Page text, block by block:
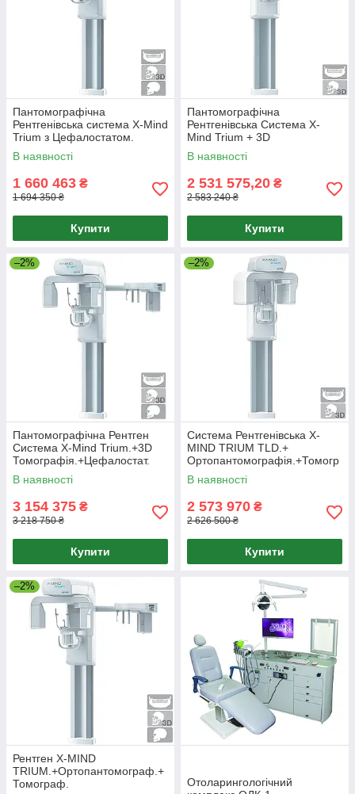
Пантомографічна
Рентгенівська система X-Mind
Trium з Цефалостатом.
В наявності
1 660 463 ₴
1 694 350 ₴
Купити
Пантомографічна
Рентгенівська Система X-
Mind Trium + 3D
Томографія.+Монітор.
В наявності
2 531 575,20 ₴
2 583 240 ₴
Купити
–2%
Пантомографічна Рентген
Система X-Mind Trium.+3D
Томографія.+Цефалостат.
В наявності
3 154 375 ₴
3 218 750 ₴
Купити
–2%
Система Рентгенівська X-
MIND TRIUM TLD.+
Ортопантомографія.+Томогр
афія.+Монітор.
В наявності
2 573 970 ₴
2 626 500 ₴
Купити
–2%
Рентген X-MIND
TRIUM.+Ортопантомограф.+
Томограф.
Отоларингологічний